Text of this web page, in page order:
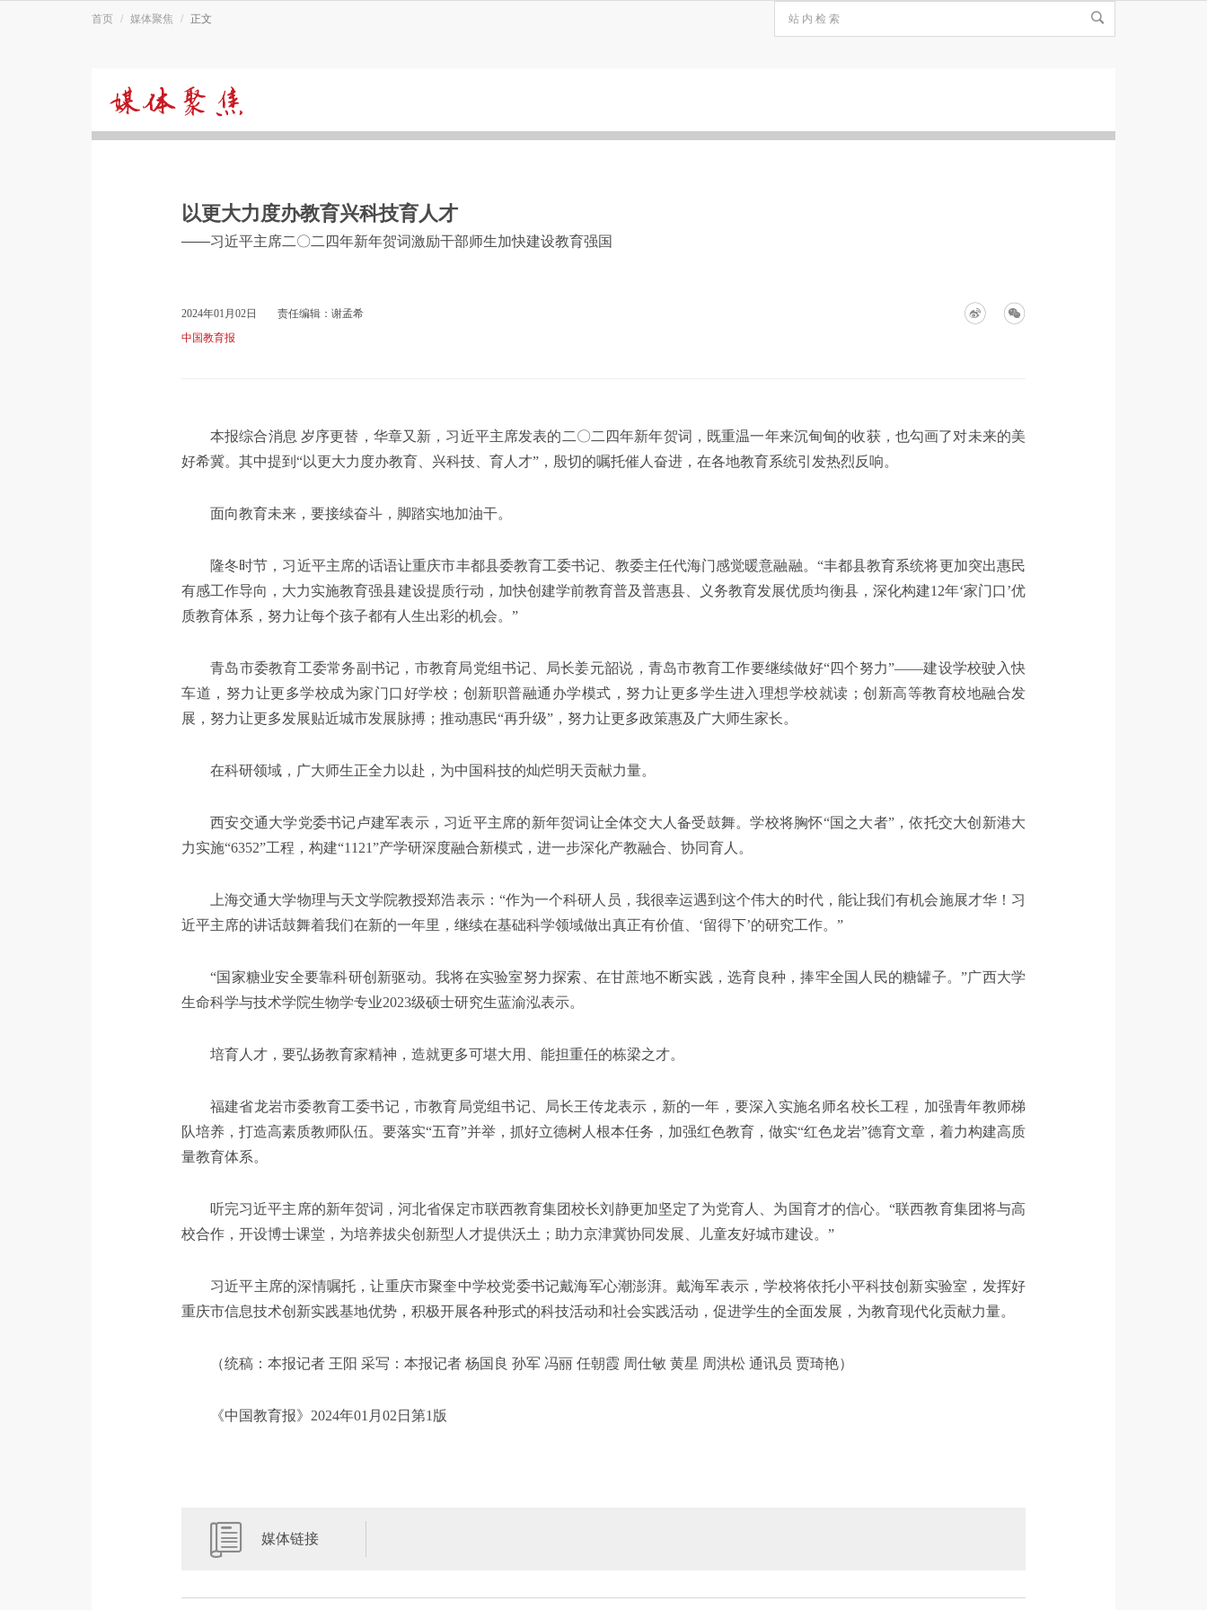
首页 媒体聚焦 正文
聚
以更大力度办教育兴科技育人才
——习近平主席二〇二四年新年贺词激励干部师生加快建设教育强国
2024年01月02日
责任编辑：谢孟希
中国教育报
本报综合消息 岁序更替，华章又新，习近平主席发表的二〇二四年新年贺词，既重温一年来沉甸甸的收获，也勾画了对未来的美
好希冀。其中提到“以更大力度办教育、兴科技、育人才”，殷切的嘱托催人奋进，在各地教育系统引发热烈反响。
面向教育未来，要接续奋斗，脚踏实地加油干。
隆冬时节，习近平主席的话语让重庆市丰都县委教育工委书记、教委主任代海门感觉暖意融融。“丰都县教育系统将更加突出惠民
有感工作导向，大力实施教育强县建设提质行动，加快创建学前教育普及普惠县、义务教育发展优质均衡县，深化构建12年‘家门口’优
质教育体系，努力让每个孩子都有人生出彩的机会。”
青岛市委教育工委常务副书记，市教育局党组书记、局长姜元韶说，青岛市教育工作要继续做好“四个努力”——建设学校驶入快
车道，努力让更多学校成为家门口好学校；创新职普融通办学模式，努力让更多学生进入理想学校就读；创新高等教育校地融合发
展，努力让更多发展贴近城市发展脉搏；推动惠民“再升级”，努力让更多政策惠及广大师生家长。
在科研领域，广大师生正全力以赴，为中国科技的灿烂明天贡献力量。
西安交通大学党委书记卢建军表示，习近平主席的新年贺词让全体交大人备受鼓舞。学校将胸怀“国之大者”，依托交大创新港大
力实施“6352”工程，构建“1121”产学研深度融合新模式，进一步深化产教融合、协同育人。
上海交通大学物理与天文学院教授郑浩表示：“作为一个科研人员，我很幸运遇到这个伟大的时代，能让我们有机会施展才华！习
近平主席的讲话鼓舞着我们在新的一年里，继续在基础科学领域做出真正有价值、‘留得下’的研究工作。”
“国家糖业安全要靠科研创新驱动。我将在实验室努力探索、在甘蔗地不断实践，选育良种，捧牢全国人民的糖罐子。”广西大学
生命科学与技术学院生物学专业2023级硕士研究生蓝渝泓表示。
培育人才，要弘扬教育家精神，造就更多可堪大用、能担重任的栋梁之才。
福建省龙岩市委教育工委书记，市教育局党组书记、局长王传龙表示，新的一年，要深入实施名师名校长工程，加强青年教师梯
队培养，打造高素质教师队伍。要落实“五育”并举，抓好立德树人根本任务，加强红色教育，做实“红色龙岩”德育文章，着力构建高质
量教育体系。
听完习近平主席的新年贺词，河北省保定市联西教育集团校长刘静更加坚定了为党育人、为国育才的信心。“联西教育集团将与高
校合作，开设博士课堂，为培养拔尖创新型人才提供沃土；助力京津冀协同发展、儿童友好城市建设。”
习近平主席的深情嘱托，让重庆市聚奎中学校党委书记戴海军心潮澎湃。戴海军表示，学校将依托小平科技创新实验室，发挥好
重庆市信息技术创新实践基地优势，积极开展各种形式的科技活动和社会实践活动，促进学生的全面发展，为教育现代化贡献力量。
（统稿：本报记者 王阳 采写：本报记者 杨国良 孙军 冯丽 任朝霞 周仕敏 黄星 周洪松 通讯员 贾琦艳）
《中国教育报》2024年01月02日第1版
媒体链接